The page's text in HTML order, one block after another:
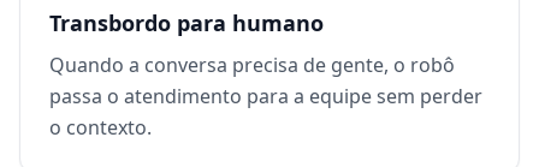
Transbordo para humano
Quando a conversa precisa de gente, o robô
passa o atendimento para a equipe sem perder
o contexto.